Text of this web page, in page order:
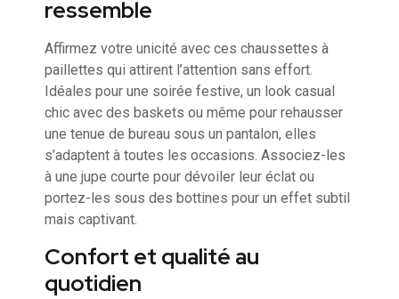
ressemble
Affirmez votre unicité avec ces chaussettes à
paillettes qui attirent l’attention sans effort.
Idéales pour une soirée festive, un look casual
chic avec des baskets ou même pour rehausser
une tenue de bureau sous un pantalon, elles
s’adaptent à toutes les occasions. Associez-les
à une jupe courte pour dévoiler leur éclat ou
portez-les sous des bottines pour un effet subtil
mais captivant.
Confort et qualité au
quotidien